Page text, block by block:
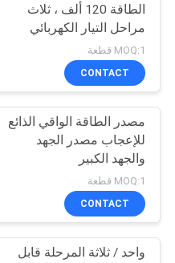
PRIVACY
POLICY
الطاقة 120 ألف ، ثلاث
مراحل التيار الكهربائي
MOQ:1 قطعة
CONTACT
مصدر الطاقة الواقي الذائع
للإعجاب مصدر الجهد
والجهد الكبير
MOQ:1 قطعة
CONTACT
واحد / ثلاثة المرحلة قابل